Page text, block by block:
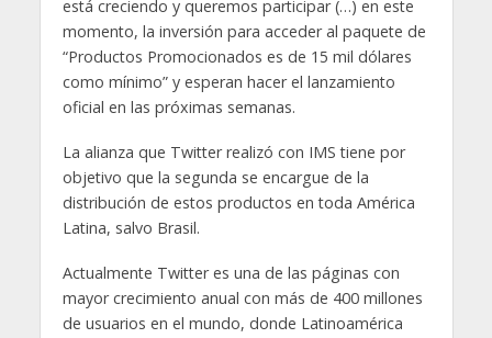
está creciendo y queremos participar (…) en este
momento, la inversión para acceder al paquete de
“Productos Promocionados es de 15 mil dólares
como mínimo” y esperan hacer el lanzamiento
oficial en las próximas semanas.
La alianza que Twitter realizó con IMS tiene por
objetivo que la segunda se encargue de la
distribución de estos productos en toda América
Latina, salvo Brasil.
Actualmente Twitter es una de las páginas con
mayor crecimiento anual con más de 400 millones
de usuarios en el mundo, donde Latinoamérica